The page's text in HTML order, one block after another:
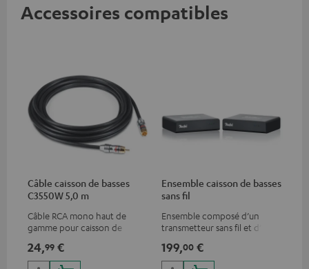
Accessoires compatibles
Câble caisson de basses
C3550W 5,0 m
Câble RCA mono haut de
gamme pour caisson de
24,99 €
Ensemble caisson de basses
sans fil
Ensemble composé d’un
transmetteur sans fil et d’un
transmission libre du signal du
caisson de basses
199,00 €